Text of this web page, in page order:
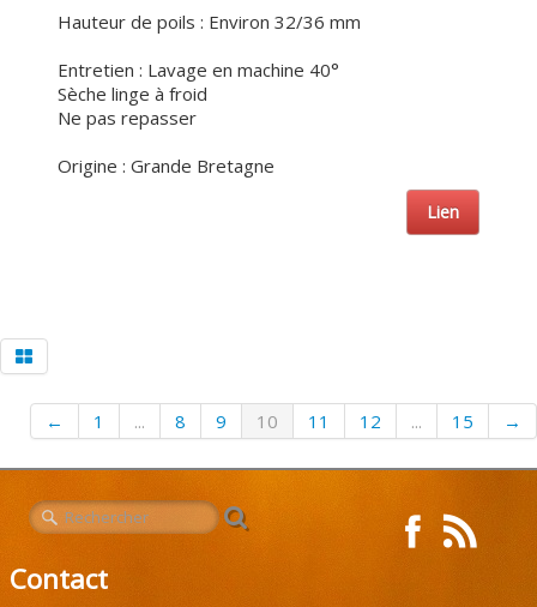
Hauteur de poils : Environ 32/36 mm
Entretien : Lavage en machine 40°
Sèche linge à froid
Ne pas repasser
Origine : Grande Bretagne
Lien
← 1 ... 8 9 10 11 12 ... 15 →
Contact